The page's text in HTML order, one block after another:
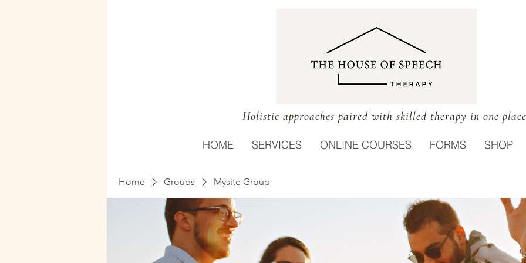
Holistic approaches paired with skilled therapy in one
HOME SERVICES ONLINE COURSES FORMS SHOP
Home Groups Mysite Group